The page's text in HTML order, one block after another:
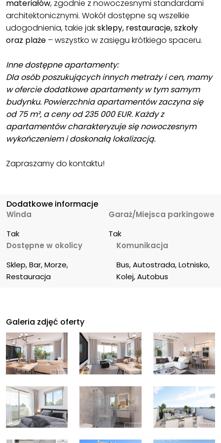
materiałów, zgodnie z nowoczesnymi standardami
architektonicznymi. Wokół dostępne są wszelkie
udogodnienia, takie jaksklepy, restauracje, szkoły
oraz plaże – wszystko w zasięgu krótkiego spaceru.
Inne dostępne apartamenty:
Dla osób poszukujących innych metraży i cen, mamy
w ofercie dodatkowe apartamenty w tym samym
budynku. Powierzchnia apartamentów zaczyna się
od 75 m², a ceny od 235 000 EUR. Każdy z
apartamentów charakteryzuje się nowoczesnym
wykończeniem i doskonałą lokalizacją.
Zapraszamy do kontaktu!
Dodatkowe informacje
Winda
Tak
Garaż/Miejsca parkingowe
Tak
Dostępne w okolicy
Sklep, Bar, Morze,
Restauracja
Komunikacja
Bus, Autostrada, Lotnisko,
Kolej, Autobus
Galeria zdjęć oferty